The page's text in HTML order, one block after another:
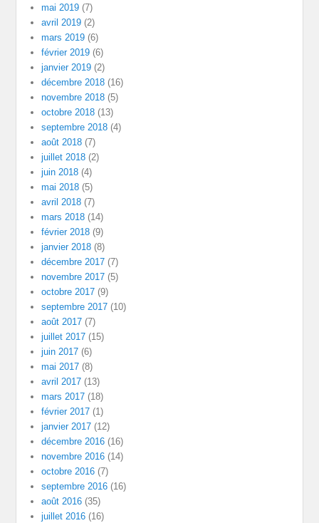
mai 2019 (7)
avril 2019 (2)
mars 2019 (6)
février 2019 (6)
janvier 2019 (2)
décembre 2018 (16)
novembre 2018 (5)
octobre 2018 (13)
septembre 2018 (4)
août 2018 (7)
juillet 2018 (2)
juin 2018 (4)
mai 2018 (5)
avril 2018 (7)
mars 2018 (14)
février 2018 (9)
janvier 2018 (8)
décembre 2017 (7)
novembre 2017 (5)
octobre 2017 (9)
septembre 2017 (10)
août 2017 (7)
juillet 2017 (15)
juin 2017 (6)
mai 2017 (8)
avril 2017 (13)
mars 2017 (18)
février 2017 (1)
janvier 2017 (12)
décembre 2016 (16)
novembre 2016 (14)
octobre 2016 (7)
septembre 2016 (16)
août 2016 (35)
juillet 2016 (16)